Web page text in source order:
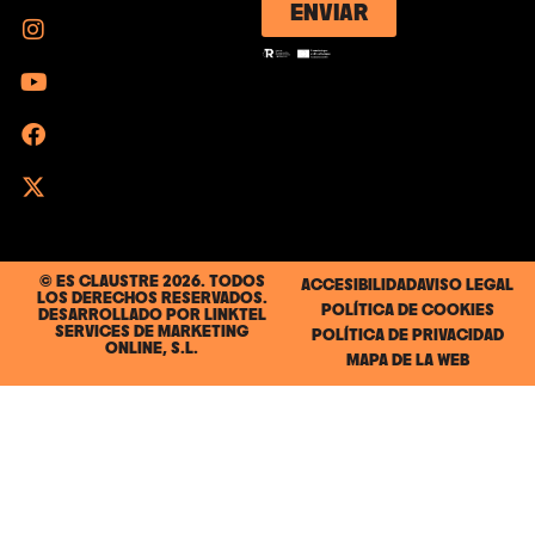
ENVIAR
© ES CLAUSTRE 2026. TODOS
LOS DERECHOS RESERVADOS.
DESARROLLADO POR LINKTEL
SERVICES DE MARKETING
ONLINE, S.L.
ACCESIBILIDADAVISO LEGAL
POLÍTICA DE COOKIES
POLÍTICA DE PRIVACIDAD
MAPA DE LA WEB